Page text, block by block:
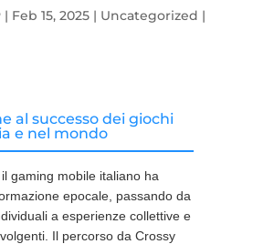
| Feb 15, 2025| Uncategorized |
al successo dei giochi
e nel mondo
gaming mobile italiano ha
epocale, passando da
a esperienze collettive e
Il percorso da Crossy